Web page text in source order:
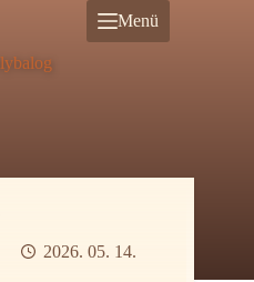
Menü
2026. 05. 14.